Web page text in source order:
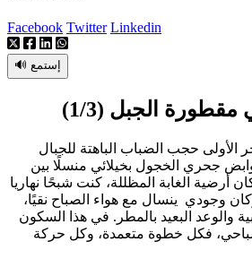
Facebook Twitter Linkedin
🔊 إستمع
مقطورة الجبل (1/3)
الأولى حجب الضباب الباهتة للجبال
جحري الخجول بخيلائي منسلًا بين
أرضية الغابة المظللة، كنت شبحًا نهاريا
وجودي ينسال مع هواء الصباح نقيًا،
والوعد البعيد بالمطر. في هذا السكون
فكل خطوة متعمدة، وكل حركة